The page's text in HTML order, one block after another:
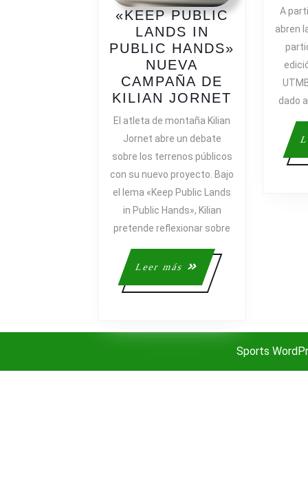
«KEEP PUBLIC
LANDS IN
PUBLIC HANDS»
NUEVA
CAMPAÑA DE
KILIAN JORNET «KEEP
PUBLIC
HANDS»
El atleta de montaña Kilian
Jornet abre un debate
sobre los terrenos públicos
con su nuevo proyecto. Bajo
el lema «Keep Public Lands
in Public Hands», Kilian
pretende reflexionar sobre
Leer más
Leer
más
A
abren
dado
Sports